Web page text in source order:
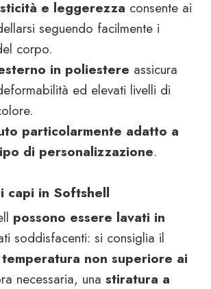
e leggerezza consente ai
seguendo facilmente i
corpo.
in poliestere assicura
ed elevati livelli di
particolarmente adatto a
di personalizzazione.
capi in Softshell
possono essere lavati in
soddisfacenti: si consiglia il
temperatura non superiore ai
necessaria, una stiratura a